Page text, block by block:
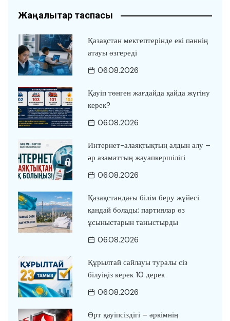
Жаңалықтар таспасы
Қазақстан мектептерінде екі пәннің
атауы өзгереді
06.08.2026
Қауіп төнген жағдайда қайда жүгіну
керек?
06.08.2026
Интернет-алаяқтықтың алдын алу –
әр азаматтың жауапкершілігі
06.08.2026
Қазақстандағы білім беру жүйесі
қандай болады: партиялар өз
ұсыныстарын таныстырды
06.08.2026
Құрылтай сайлауы туралы сіз
білуіңіз керек 10 дерек
06.08.2026
Өрт қауіпсіздігі – әркімнің